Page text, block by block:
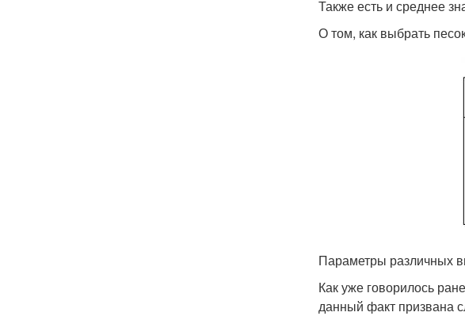
Также есть и среднее
О том, как выбрать
Параметры различных
Как уже говорилось
данный факт призвана